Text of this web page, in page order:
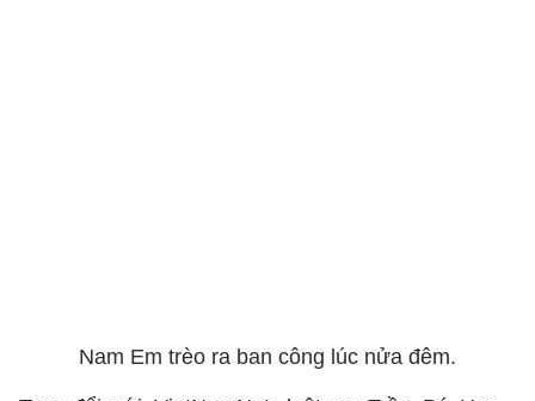
Nam Em trèo ra ban công lúc nửa đêm.